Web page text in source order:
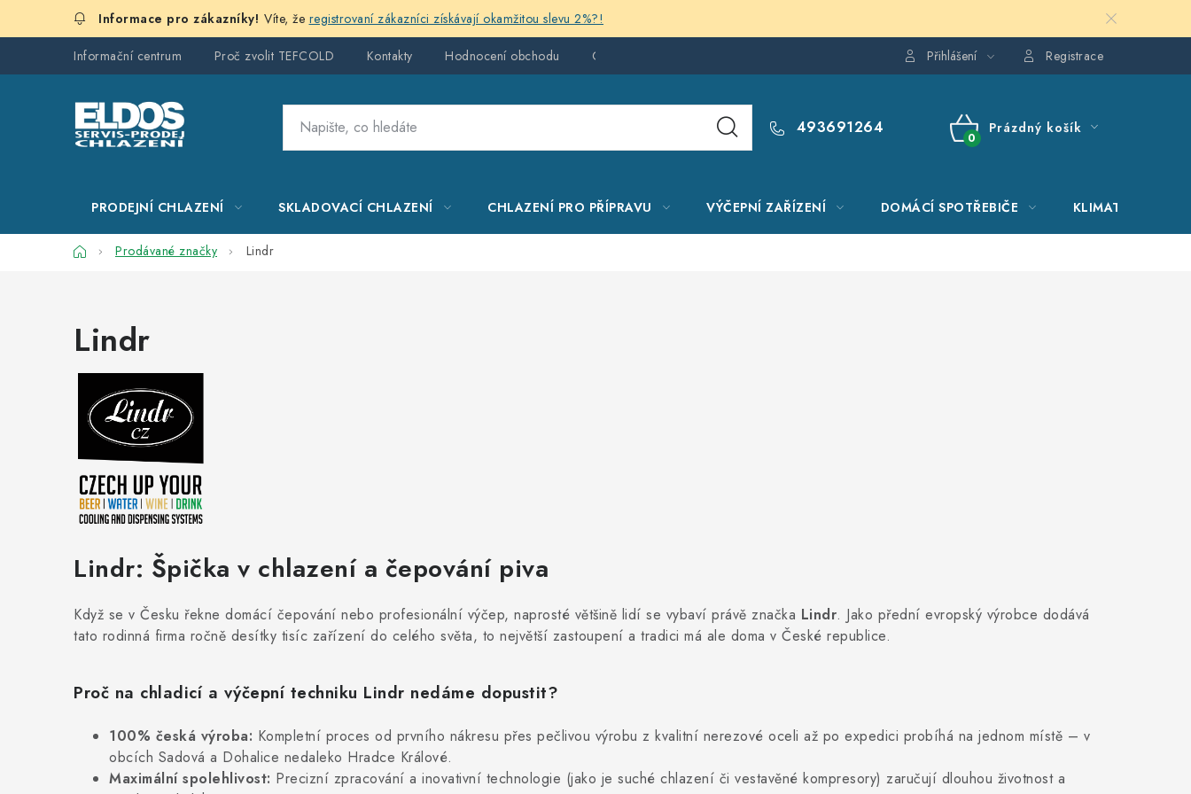
Víte, že registrovaní zákazníci získávají okamžitou slevu 2%?!
Informační centrum Proč zvolit TEFCOLD Kontakty Hodnocení obchodu Obchodní podmínky Přihlášení Registrace
493691264
NÁKUPNÍ
Prázdný košík
PRODEJNÍ CHLAZENÍ SKLADOVACÍ CHLAZENÍ CHLAZENÍ PRO PŘÍPRAVU VÝČEPNÍ ZAŘÍZENÍ DOMÁCÍ SPOTŘEBIČE KLIMATIZACE
DomůProdávané značky Lindr
Lindr
Lindr: Špička v chlazení a čepování piva
Když se v Česku řekne domácí čepování nebo profesionální výčep, naprosté většině lidí se vybaví právě značka Lindr. Jako přední evropský výrobce dodává
tato rodinná firma ročně desítky tisíc zařízení do celého světa, to největší zastoupení a tradici má ale doma v České republice.
Proč na chladicí a výčepní techniku Lindr nedáme dopustit?
100% česká výroba: Kompletní proces od prvního nákresu přes pečlivou výrobu z kvalitní nerezové oceli až po expedici probíhá na jednom místě – v
obcích Sadová a Dohalice nedaleko Hradce Králové.
Maximální spolehlivost: Precizní zpracování a inovativní technologie (jako je suché chlazení či vestavěné kompresory) zaručují dlouhou životnost a